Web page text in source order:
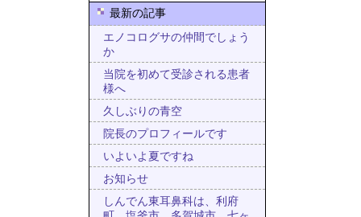
最新の記事
エノコログサの仲間でしょう
か
当院を初めて受診される患者
様へ
久しぶりの青空
院長のプロフィールです
いよいよ夏ですね
お知らせ
しんでん東耳鼻科は、利府